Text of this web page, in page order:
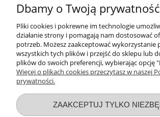
37,99 zł
DO KOSZYKA
Dbamy o Twoją prywatność
Pliki cookies i pokrewne im technologie
działanie strony i pomagają nam dostosować
potrzeb. Możesz zaakceptować wykorzystanie
wszystkich tych plików i przejść do sklepu lub
plików do swoich preferencji, wybierając opcję
Więcej o plikach cookies przeczytasz w naszej
prywatności.
ZAAKCEPTUJ TYLKO